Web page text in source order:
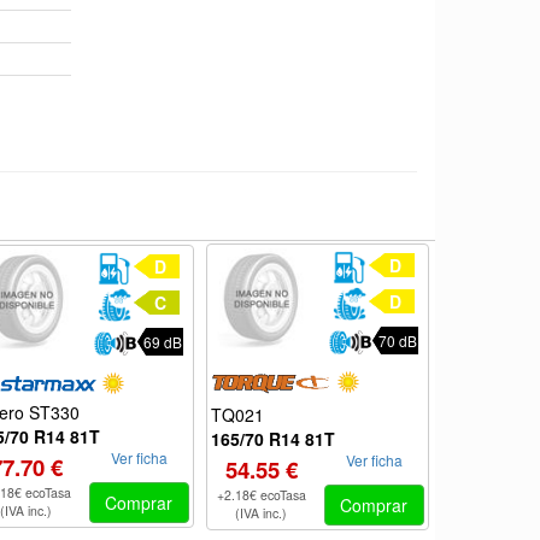
D
C
69 dB
ST330
70 R14 81T
€
ecoTasa
(IVA inc.)
Ver ficha
Comprar
D
D
70 dB
TQ021
165/70 R14 81T
54.55 €
+2.18€ ecoTasa
(IVA inc.)
Ver ficha
Comprar